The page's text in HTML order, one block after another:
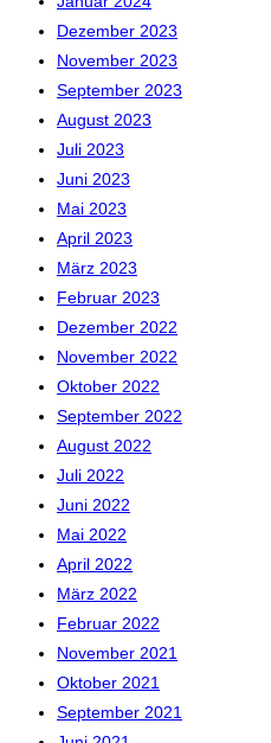
Dezember 2023
November 2023
September 2023
August 2023
Juli 2023
Juni 2023
Mai 2023
April 2023
März 2023
Februar 2023
Dezember 2022
November 2022
Oktober 2022
September 2022
August 2022
Juli 2022
Juni 2022
Mai 2022
April 2022
März 2022
Februar 2022
November 2021
Oktober 2021
September 2021